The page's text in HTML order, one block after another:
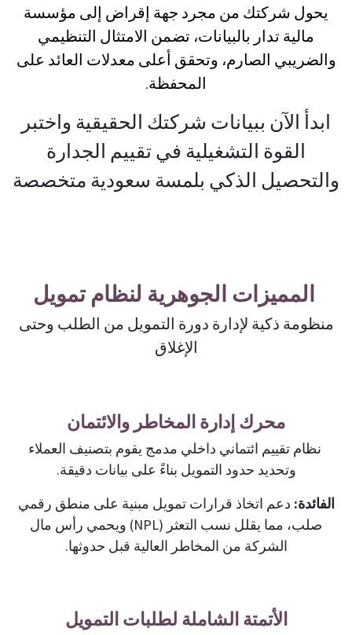
يحول شركتك من مجرد جهة إقراض إلى مؤسسة
مالية تدار بالبيانات، تضمن الامتثال التنظيمي
والضريبي الصارم، وتحقق أعلى معدلات العائد على
المحفظة.
ابدأ الآن ببيانات شركتك الحقيقية واختبر
القوة التشغيلية في تقييم الجدارة
والتحصيل الذكي بلمسة سعودية متخصصة
المميزات الجوهرية لنظام تمويل
منظومة ذكية لإدارة دورة التمويل من الطلب وحتى
الإغلاق
محرك إدارة المخاطر والائتمان
نظام تقييم ائتماني داخلي مدمج يقوم بتصنيف العملاء
وتحديد حدود التمويل بناءً على بيانات دقيقة.
الفائدة: دعم اتخاذ قرارات تمويل مبنية على منطق رقمي
صلب، مما يقلل نسب التعثر (NPL) ويحمي رأس مال
الشركة من المخاطر العالية قبل حدوثها.
الأتمتة الشاملة لطلبات التمويل